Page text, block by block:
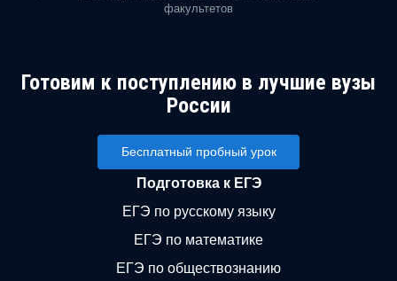
факультетов
Готовим к поступлению в лучшие вузы
России
Бесплатный пробный урок
Подготовка к ЕГЭ
ЕГЭ по русскому языку
ЕГЭ по математике
ЕГЭ по обществознанию